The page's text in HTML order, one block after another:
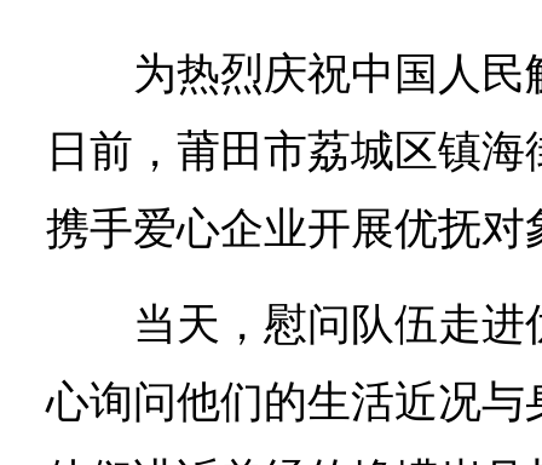
为热烈庆祝中国人
日前，莆田市荔城区镇
携手爱心企业开展优抚对
当天，慰问队伍走
心询问他们的生活近况